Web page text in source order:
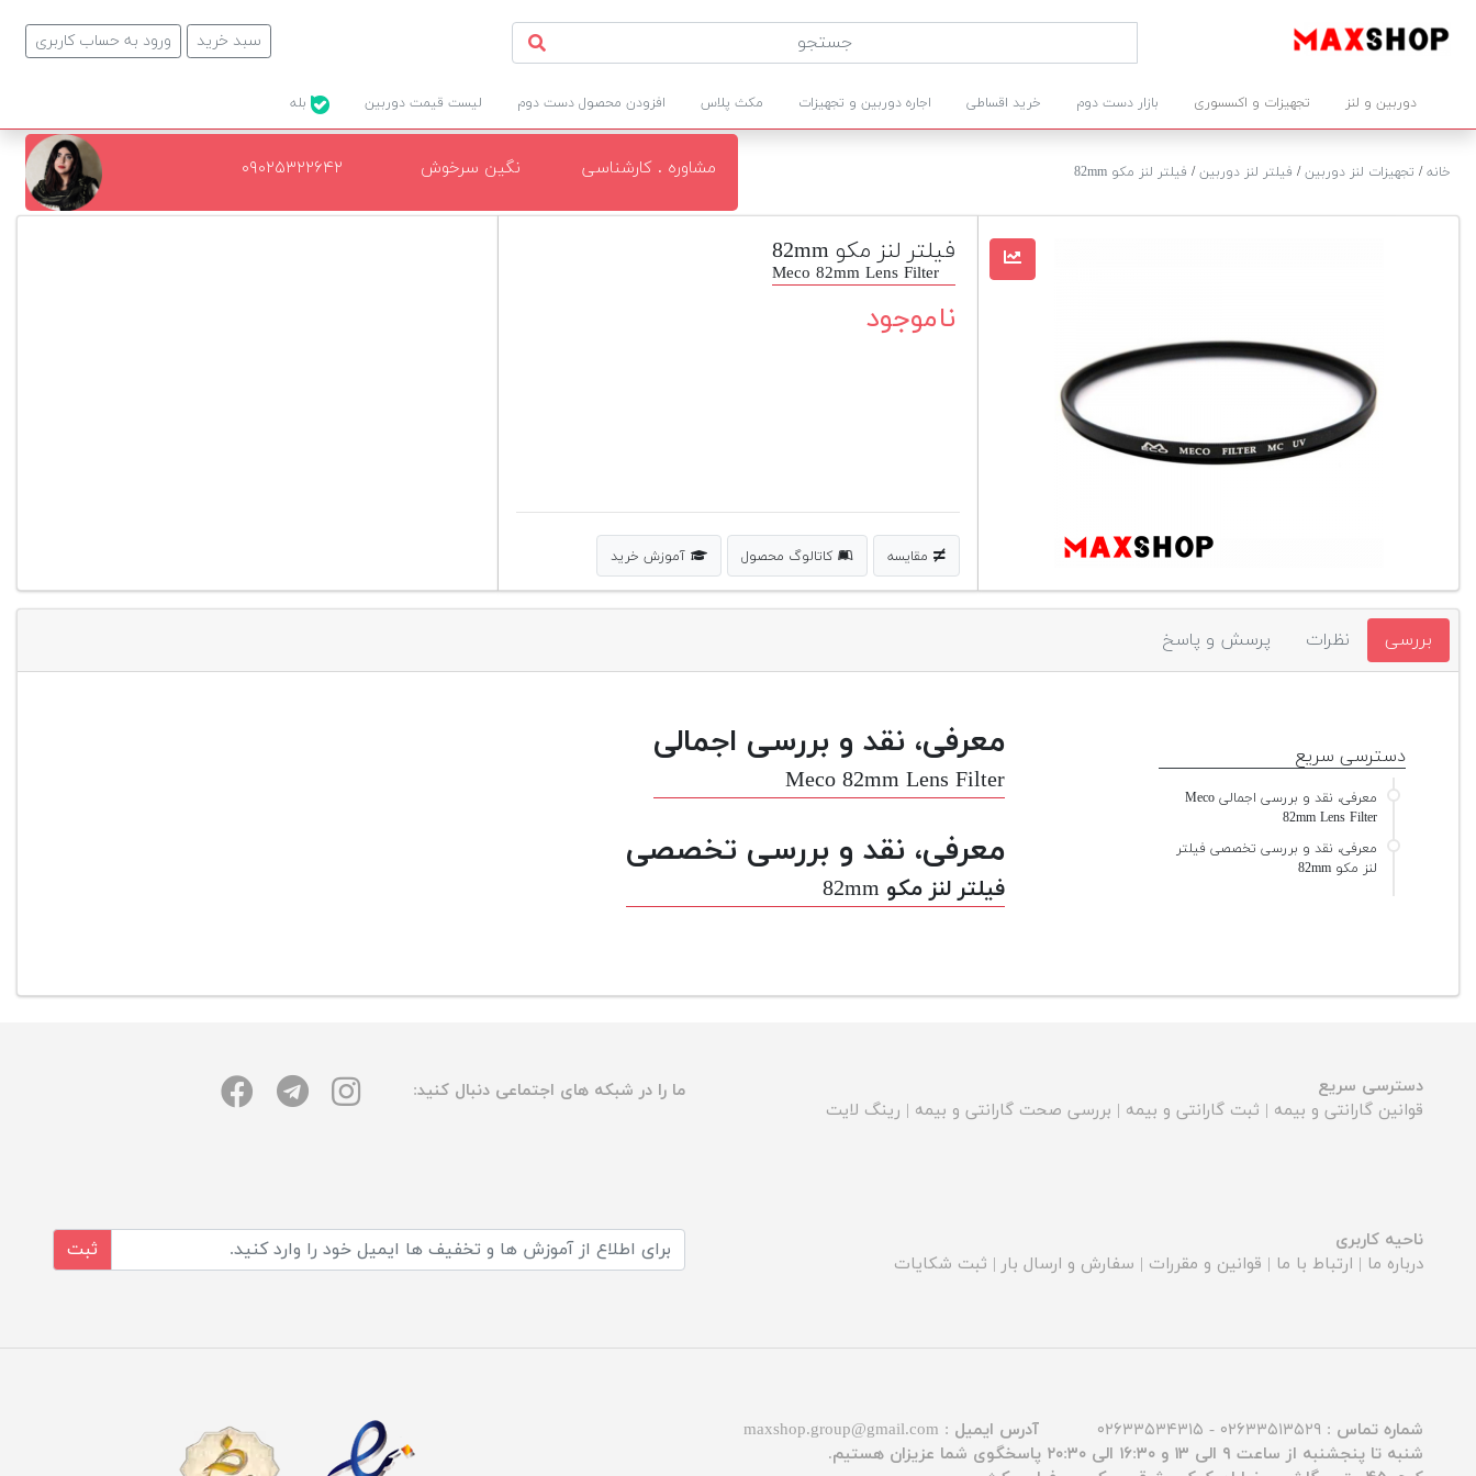
ورود به حساب کاربری سبد خرید
دوربین و لنز تجهیزات و اکسسوری بازار دست دوم خرید اقساطی اجاره دوربین و تجهیزات مکث پلاس افزودن محصول دست دوم لیست قیمت دوربین
خانه/ تجهیزات لنز دوربین/ فیلتر لنز دوربین/ فیلتر لنز مکو 82mm مشاوره . کارشناسی نگین سرخوش ۰۹۰۲۵۳۲۲۶۴۲
فیلتر لنز مکو 82mm
Meco 82mm Lens Filter
ناموجود
مقایسه کاتالوگ محصول آموزش خرید
بررسی نظرات پرسش و پاسخ
معرفی، نقد و بررسی اجمالی
Meco 82mm Lens Filter
معرفی، نقد و بررسی تخصصی
فیلتر لنز مکو 82mm
دسترسی سریع
معرفی، نقد و بررسی اجمالی Meco
82mm Lens Filter
معرفی، نقد و بررسی تخصصی فیلتر
لنز مکو 82mm
دسترسی سریع
قوانین گارانتی و بیمه | ثبت گارانتی و بیمه | بررسی صحت گارانتی و بیمه | رینگ لایت
ما را در شبکه های اجتماعی دنبال کنید:
ناحیه کاربری
درباره ما | ارتباط با ما | قوانین و مقررات | سفارش و ارسال بار | ثبت شکایات
ثبت
شماره تماس : ۰۲۶۳۳۵۱۳۵۲۹ - ۰۲۶۳۳۵۳۴۳۱۵ آدرس ایمیل : maxshop.group@gmail.com
شنبه تا پنجشنبه از ساعت ۹ الی ۱۳ و ۱۶:۳۰ الی ۲۰:۳۰ پاسخگوی شما عزیزان هستیم.